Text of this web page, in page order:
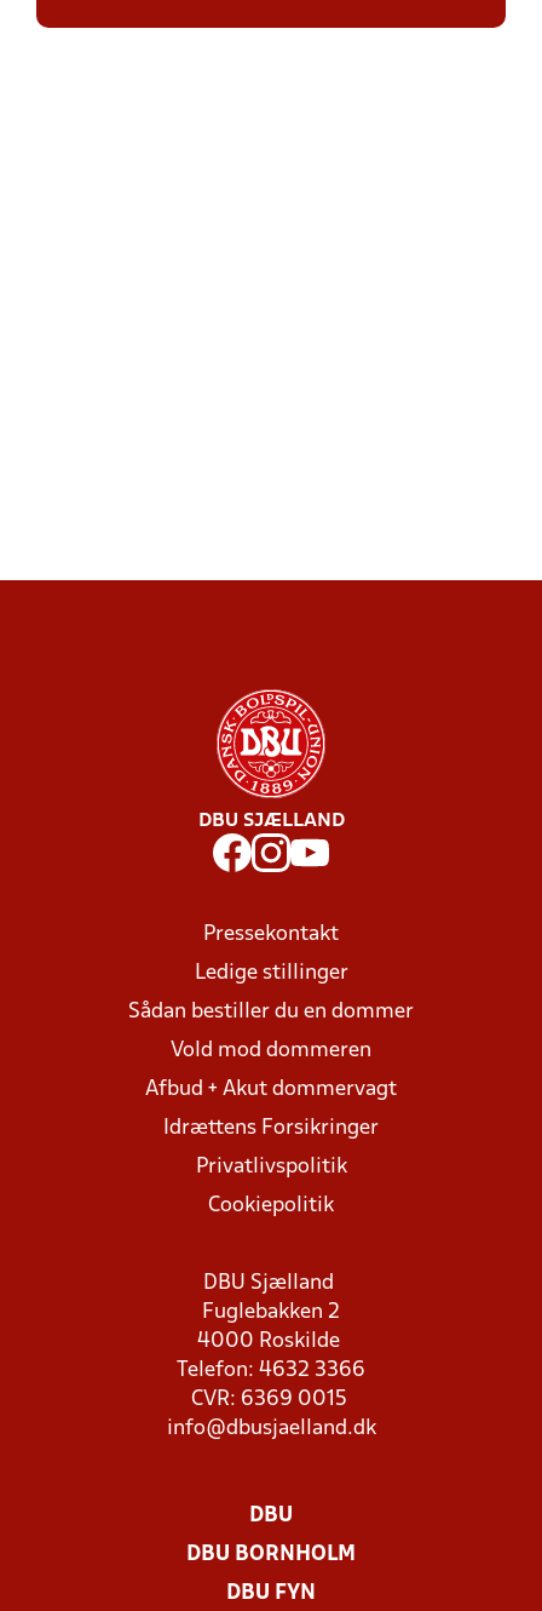
DBU SJÆLLAND
Pressekontakt
Ledige stillinger
Sådan bestiller du en dommer
Vold mod dommeren
Afbud + Akut dommervagt
Idrættens Forsikringer
Privatlivspolitik
Cookiepolitik
DBU Sjælland
Fuglebakken 2
4000 Roskilde
Telefon: 4632 3366
CVR: 6369 0015
info@dbusjaelland.dk
DBU
DBU BORNHOLM
DBU FYN